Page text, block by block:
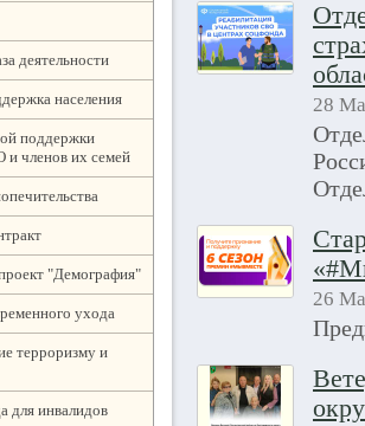
деятельности
населения
поддержки
и членов их семей
"Демография"
ухода
терроризму и
для инвалидов
28
26